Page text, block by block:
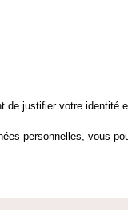
justifier votre identité
personnelles, vous